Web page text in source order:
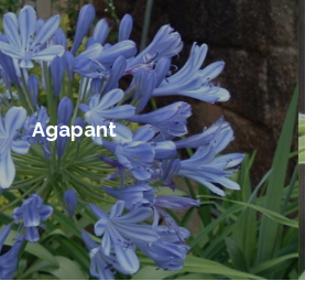
Amorfa krzewiasta